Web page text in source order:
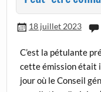
18 juillet 2023
C’est la pétulante
cette émission était
jour où le Conseil